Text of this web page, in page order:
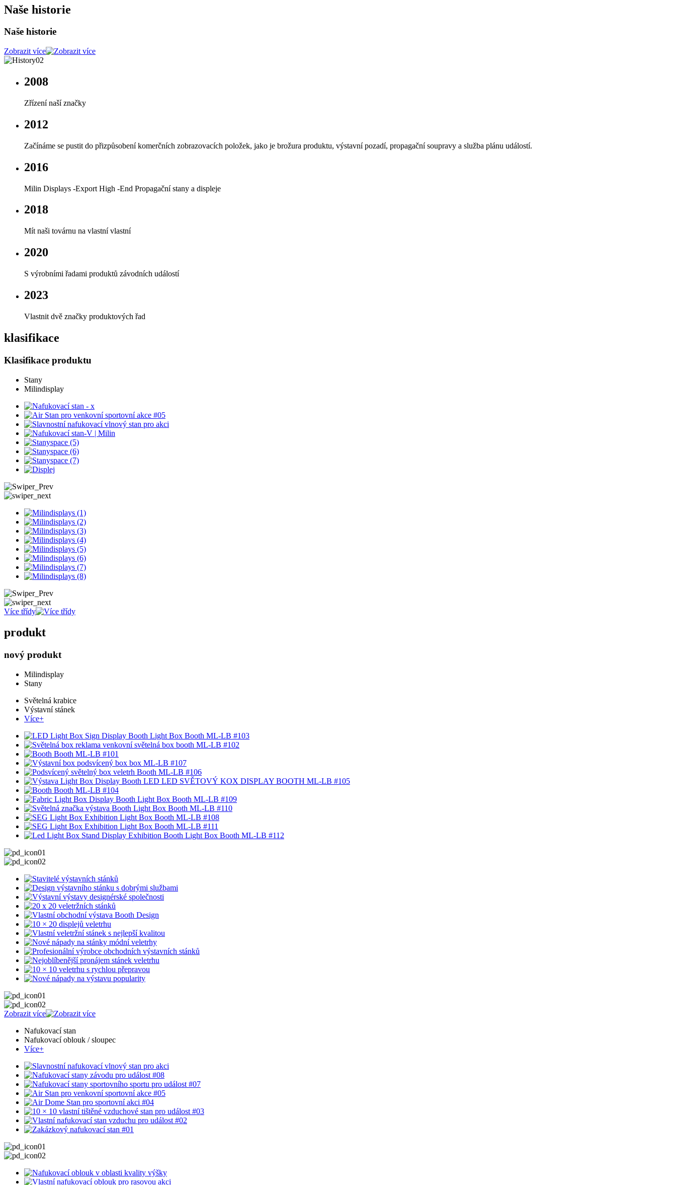
Naše historie
Naše historie
Zobrazit více
2008
Zřízení naší značky
2012
Začínáme se pustit do přizpůsobení komerčních zobrazovacích položek, jako je brožura produktu, výstavní pozadí, propagační soupravy a služba plánu událostí.
2016
Milin Displays -Export High -End Propagační stany a displeje
2018
Mít naši továrnu na vlastní vlastní
2020
S výrobními řadami produktů závodních událostí
2023
Vlastnit dvě značky produktových řad
klasifikace
Klasifikace produktu
Stany
Milindisplay
Více třídy
produkt
nový produkt
Milindisplay
Stany
Světelná krabice
Výstavní stánek
Více+
Zobrazit více
Nafukovací stan
Nafukovací oblouk / sloupec
Více+